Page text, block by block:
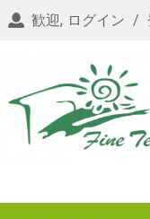
歓迎, ログイン /